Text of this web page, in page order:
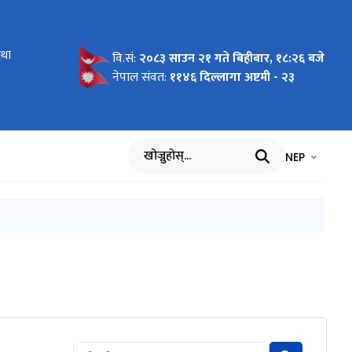
वि.सं: २०८३ साउन २१ गते बिहीबार, १८:२६ बजे
नेपाल संवत: ११४६ दिल्लागा अष्टमी - २३
खोज्नुहोस् भाषा चयन
NEP